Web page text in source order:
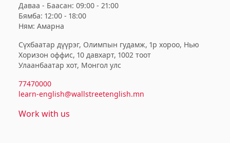
Даваа - Баасан: 09:00 - 21:00
Бямба: 12:00 - 18:00
Ням: Амарна
Сүхбаатар дүүрэг, Олимпын гудамж, 1р хороо, Нью
Хоризон оффис, 10 давхарт, 1002 тоот
Улаанбаатар хот, Монгол улс
77470000
learn-english@wallstreetenglish.mn
Work with us